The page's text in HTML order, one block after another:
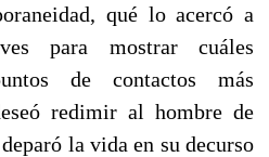
qué lo acercó a
para mostrar cuáles
de contactos más
redimir al hombre de
la vida en su decurso